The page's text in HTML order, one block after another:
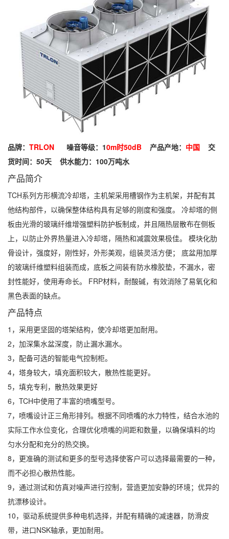
品牌： TRLON 噪音等级：10m时50dB 产品产地： 中国
交
货时间：50天
供水能力：100万吨水
产品简介
TCH系列方形横流冷却塔，主机架采用槽钢作为主机架，并配有其
他结构部件，以确保整体结构具有足够的刚度和强度。 冷却塔的侧
板由光滑的玻璃纤维增强塑料防护板制成，并且隔热层散布在侧板
上，以防止外界热量进入冷却塔，隔热和减震效果极佳。 模块化肋
骨设计，强度好，刚性好，外形美观，组装灵活方便； 底盆用加厚
的玻璃纤维塑料组装而成，底板之间装有防水橡胶垫，不漏水，密
封性能好，使用寿命长。 FRP材料，耐酸碱，有效消除了易氧化和
黑色表面的缺点。
产品特点
1，采用更坚固的塔架结构，使冷却塔更加耐用。
2，加深集水盆深度，防止漏水漏水。
3，配备可选的智能电气控制柜。
4，塔身较大，填充面积较大，散热性能更好。
5，填充专利，散热效果更好
6，TCH中使用了丰富的喷嘴型号。
7，喷嘴设计正三角形排列。根据不同喷嘴的水力特性，结合水池的
实际工作水位变化，合理优化喷嘴的间距和数量，以确保填料的均
匀水分配和充分的热交换。
8，更准确的测试和更多的型号选择使客户可以选择最需要的一种，
而不必担心散热性能。
9，通过测试和仿真对噪声进行控制，营造更加安静的环境；优异的
抗漂移设计。
10，驱动系统提供多种电机选择，并配有精确的减速器，防滑皮
带，进口NSK轴承，更加耐用。